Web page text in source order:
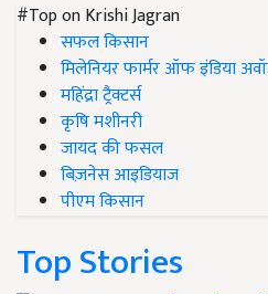
#Top on Krishi Jagran
सफल किसान
मिलेनियर फार्मर ऑफ इंडिया
महिंद्रा ट्रैक्टर्स
कृषि मशीनरी
जायद की फसल
बिज़नेस आइडियाज
पीएम किसान
Top Stories